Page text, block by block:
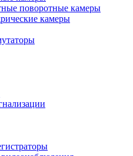
поворотные камеры
камеры